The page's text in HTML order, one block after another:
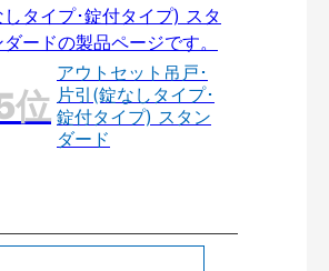
アウトセット吊戸･
片引(錠なしタイプ･
錠付タイプ) スタン
ダード